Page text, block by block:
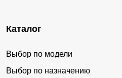
Каталог
Выбор по модели
Выбор по назначению